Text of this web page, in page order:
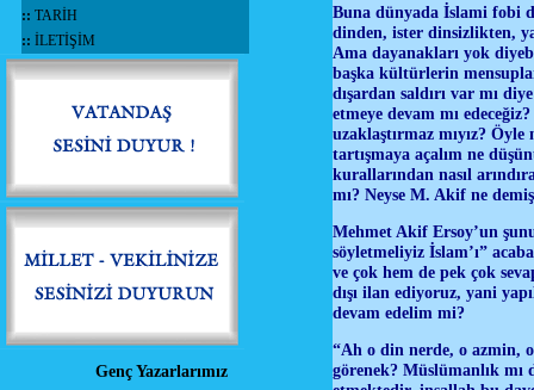
:: TARİH
:: İLETİŞİM
Genç Yazarlarımız
Buna dünyada İslami fobi
dinden, ister dinsizlikten,
Ama dayanakları yok
başka kültürlerin
dışardan saldırı var mı
etmeye devam mı
uzaklaştırmaz mıyız?
tartışmaya açalım ne
kurallarından nasıl
mı? Neyse M. Akif ne
Mehmet Akif Ersoy’un
söyletmeliyiz İslam’ı”
ve çok hem de pek çok
dışı ilan ediyoruz, yani
devam edelim mi?
“Ah o din nerde, o azmin,
görenek? Müslümanlık mı